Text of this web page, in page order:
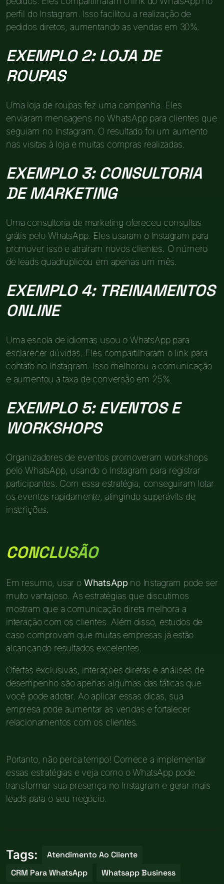
perfil do Instagram. Isso facilitou a realização de
pedidos diretos, aumentando as vendas em 30%.
EXEMPLO 2: LOJA DE
ROUPAS
Uma loja de roupas fez uma campanha. Eles
enviaram mensagens no WhatsApp para clientes que
seguiam no Instagram. O resultado foi um aumento
nas visitas à loja e muitas compras realizadas.
EXEMPLO 3: CONSULTORIA
DE MARKETING
Uma consultoria de marketing ofereceu consultas
grátis pelo WhatsApp. Eles usaram o Instagram para
promover isso e atraíram novos clientes. O número
de leads quadruplicou em apenas um mês.
EXEMPLO 4: TREINAMENTOS
ONLINE
Uma escola de idiomas usou o WhatsApp para
esclarecer dúvidas. Eles compartilharam o link para
contato no Instagram. Isso melhorou a comunicação
e aumentou a taxa de conversão em 25%.
EXEMPLO 5: EVENTOS E
WORKSHOPS
Organizadores de eventos promoveram workshops
pelo WhatsApp, usando o Instagram para registrar
participantes. Com essa estratégia, conseguiram lotar
os eventos rapidamente, atingindo superávits de
inscrições.
CONCLUSÃO
Em resumo, usar o WhatsApp no Instagram pode ser
muito vantajoso. As estratégias que discutimos
mostram que a comunicação direta melhora a
interação com os clientes. Além disso, estudos de
caso comprovam que muitas empresas já estão
alcançando resultados excelentes.
Ofertas exclusivas, interações diretas e análises de
desempenho são apenas algumas das táticas que
você pode adotar. Ao aplicar essas dicas, sua
empresa pode aumentar as vendas e fortalecer
relacionamentos com os clientes.
Portanto, não perca tempo! Comece a implementar
essas estratégias e veja como o WhatsApp pode
transformar sua presença no Instagram e gerar mais
leads para o seu negócio.
Tags:
Atendimento Ao Cliente
CRM Para WhatsApp
Whatsapp Business